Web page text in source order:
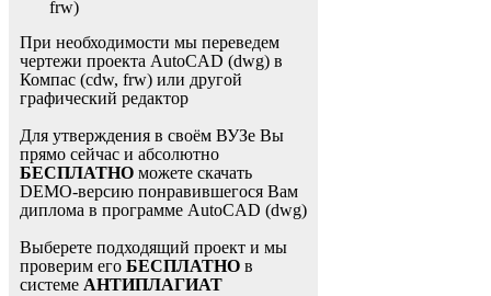
frw)
При необходимости мы переведем
чертежи проекта AutoCAD (dwg) в
Компас (cdw, frw) или другой
графический редактор
Для утверждения в своём ВУЗе Вы
прямо сейчас и абсолютно
БЕСПЛАТНО можете скачать
DEMO-версию понравившегося Вам
диплома в программе AutoCAD (dwg)
Выберете подходящий проект и мы
проверим его БЕСПЛАТНО в
системе АНТИПЛАГИАТ